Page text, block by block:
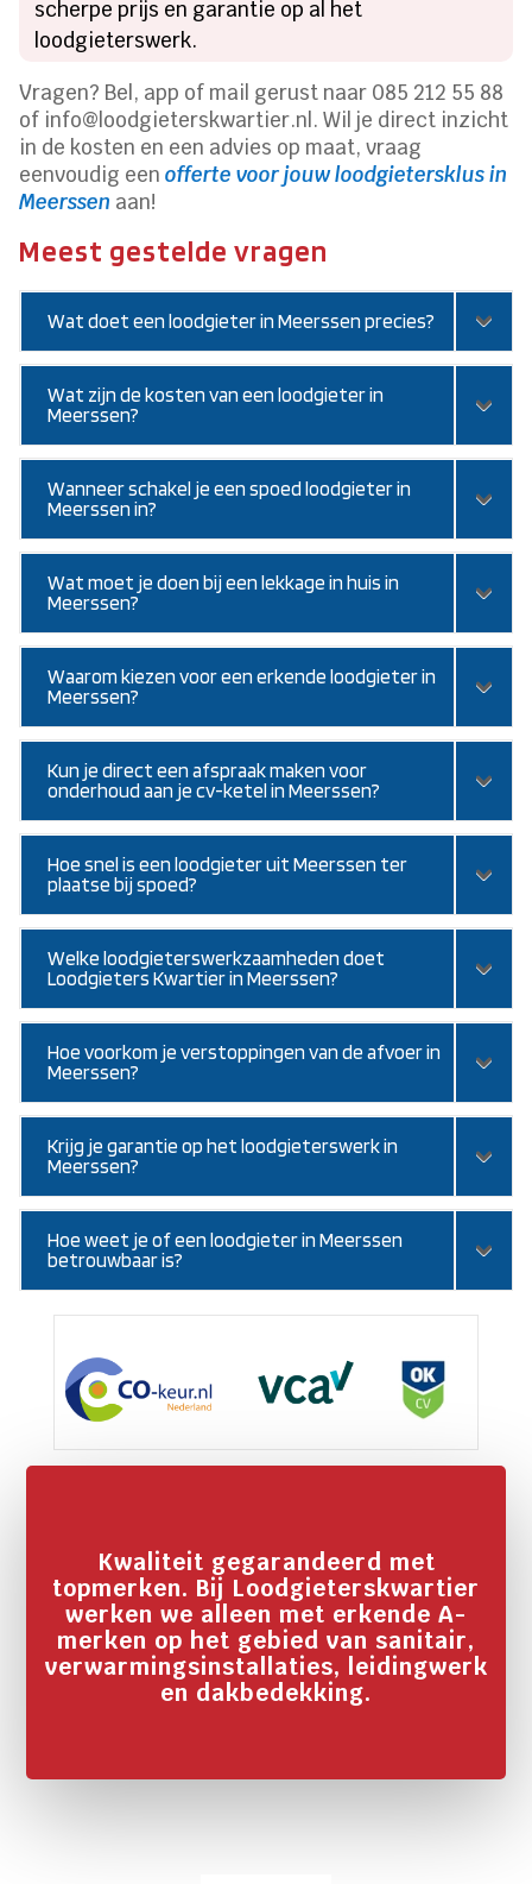
scherpe prijs en garantie op al het
loodgieterswerk.
Vragen? Bel, app of mail gerust naar 085 212 55 88
of info@loodgieterskwartier.nl. Wil je direct inzicht
in de kosten en een advies op maat, vraag
eenvoudig eenofferte voor jouw loodgietersklus in
Meerssen aan!
Meest gestelde vragen
Wat doet een loodgieter in Meerssen precies?
Wat zijn de kosten van een loodgieter in
Meerssen?
Wanneer schakel je een spoed loodgieter in
Meerssen in?
Wat moet je doen bij een lekkage in huis in
Meerssen?
Waarom kiezen voor een erkende loodgieter in
Meerssen?
Kun je direct een afspraak maken voor
onderhoud aan je cv-ketel in Meerssen?
Hoe snel is een loodgieter uit Meerssen ter
plaatse bij spoed?
Welke loodgieterswerkzaamheden doet
Loodgieters Kwartier in Meerssen?
Hoe voorkom je verstoppingen van de afvoer in
Meerssen?
Krijg je garantie op het loodgieterswerk in
Meerssen?
Hoe weet je of een loodgieter in Meerssen
betrouwbaar is?
Kwaliteit gegarandeerd met
topmerken. Bij Loodgieterskwartier
werken we alleen met erkende A-
merken op het gebied van sanitair,
verwarmingsinstallaties, leidingwerk
en dakbedekking.